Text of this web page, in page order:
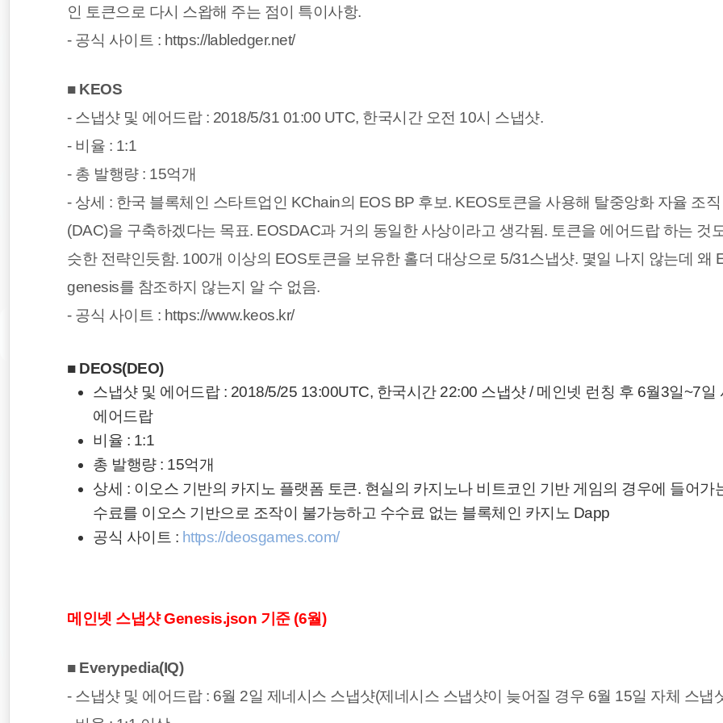
인 토큰으로 다시 스왑해 주는 점이 특이사항.
- 공식 사이트 : https://labledger.net/
■ KEOS
- 스냅샷 및 에어드랍 : 2018/5/31 01:00 UTC, 한국시간 오전 10시 스냅샷.
- 비율 : 1:1
- 총 발행량 : 15억개
- 상세 : 한국 블록체인 스타트업인 KChain의 EOS BP 후보. KEOS토큰을 사용해 탈중앙화 자율 조직
(DAC)을 구축하겠다는 목표. EOSDAC과 거의 동일한 사상이라고 생각됨. 토큰을 에어드랍 하는 것
슷한 전략인듯함. 100개 이상의 EOS토큰을 보유한 홀더 대상으로 5/31스냅샷. 몇일 나지 않는데 왜
genesis를 참조하지 않는지 알 수 없음.
- 공식 사이트 : https://www.keos.kr/
■ DEOS(DEO)
스냅샷 및 에어드랍 : 2018/5/25 13:00UTC, 한국시간 22:00 스냅샷 / 메인넷 런칭 후 6월3일~7일
에어드랍
비율 : 1:1
총 발행량 : 15억개
상세 : 이오스 기반의 카지노 플랫폼 토큰. 현실의 카지노나 비트코인 기반 게임의 경우에 들어가
수료를 이오스 기반으로 조작이 불가능하고 수수료 없는 블록체인 카지노 Dapp
공식 사이트 : https://deosgames.com/
메인넷 스냅샷 Genesis.json 기준 (6월)
■ Everypedia(IQ)
- 스냅샷 및 에어드랍 : 6월 2일 제네시스 스냅샷(제네시스 스냅샷이 늦어질 경우 6월 15일 자체 스냅